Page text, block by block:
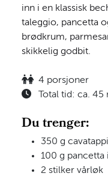
inn i en klassisk
taleggio, pancetta
brødkrum,
skikkelig godbit.
4 porsjoner
Total tid: ca.
Du trenger:
350 g
100 g pancetta
2 stilker vårløk